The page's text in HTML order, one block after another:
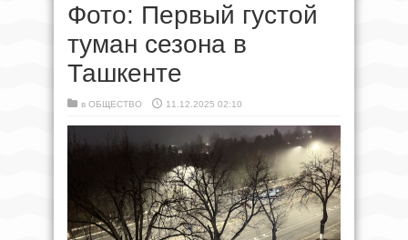
Фото: Первый густой
туман сезона в
Ташкенте
в ОБЩЕСТВО 11.12.2025 02:10